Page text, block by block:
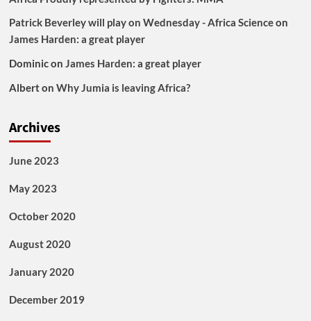
Patrick Beverley will play on Wednesday - Africa Scienceon
James Harden: a great player
Dominicon James Harden: a great player
Alberton Why Jumia is leaving Africa?
Archives
June 2023
May 2023
October 2020
August 2020
January 2020
December 2019